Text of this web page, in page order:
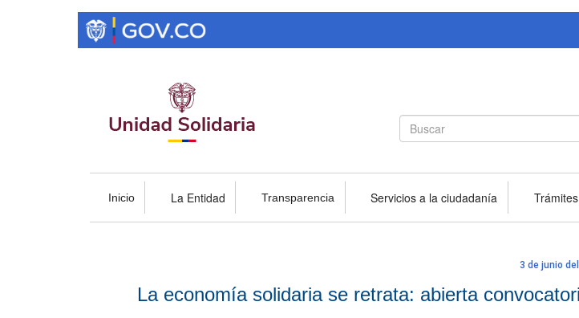
Search
form
Buscar
Inicio La Entidad Transparencia Servicios a la ciudadanía
3 de junio
La economía solidaria se retrata: abierta